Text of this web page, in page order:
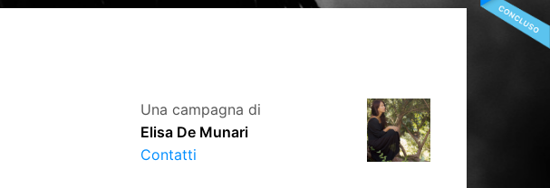
Una campagna di
Elisa De Munari
Contatti